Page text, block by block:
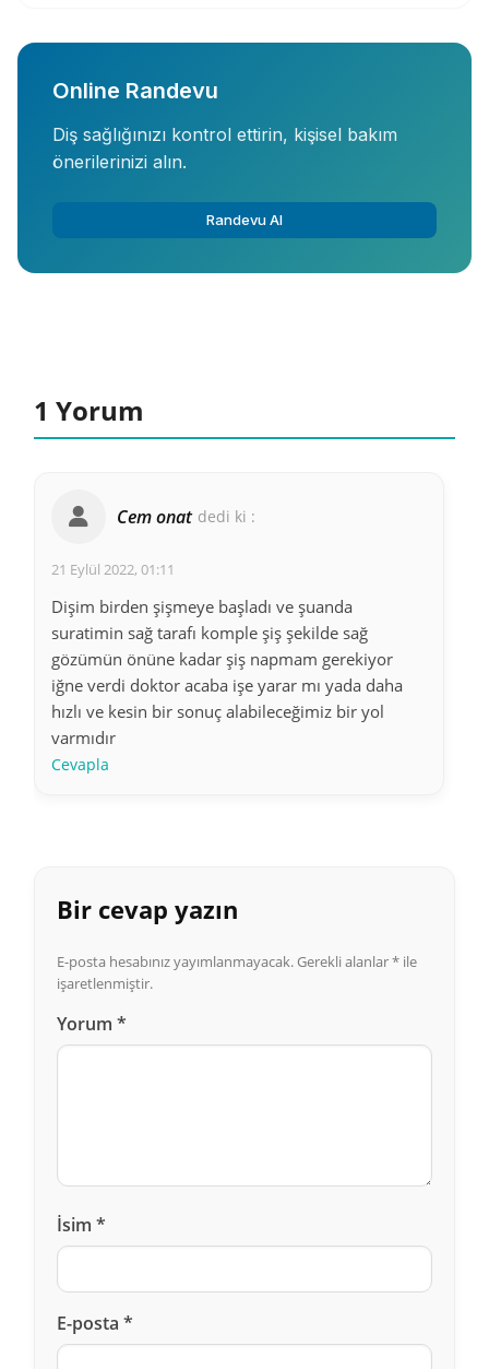
Online Randevu
Diş sağlığınızı kontrol ettirin, kişisel bakım
önerilerinizi alın.
Randevu Al
1 Yorum
Cem onat dedi ki :
21 Eylül 2022, 01:11
Dişim birden şişmeye başladı ve şuanda
suratimin sağ tarafı komple şiş şekilde sağ
gözümün önüne kadar şiş napmam gerekiyor
iğne verdi doktor acaba işe yarar mı yada daha
hızlı ve kesin bir sonuç alabileceğimiz bir yol
varmıdır
Cevapla
Bir cevap yazın
E-posta hesabınız yayımlanmayacak.Gerekli alanlar* ile
işaretlenmiştir.
Yorum *
İsim *
E-posta *